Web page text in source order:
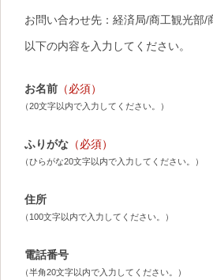
お問い合わせ先：経済局/商工観光部/
以下の内容を入力してください。
お名前 （必須）
（20文字以内で入力してください。）
ふりがな （必須）
（ひらがな20文字以内で入力してください。）
住所
（100文字以内で入力してください。）
電話番号
（半角20文字以内で入力してください。）